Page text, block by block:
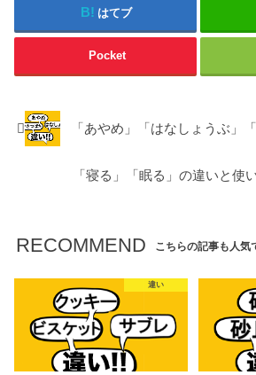
はてブ
Pocket
「あやめ」「はなしょうぶ」
「寝る」「眠る」の違いと使
RECOMMEND こちらの記事も人気
違い